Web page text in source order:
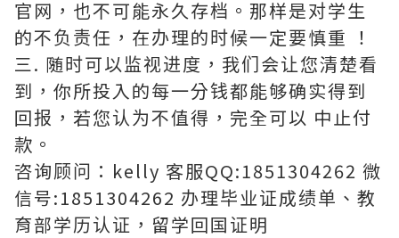
官网，也不可能永久存档。那样是对学生
的不负责任，在办理的时候一定要慎重 ！
三. 随时可以监视进度，我们会让您清楚看
到，你所投入的每一分钱都能够确实得到
回报，若您认为不值得，完全可以 中止付
款。
咨询顾问：kelly 客服QQ:1851304262 微
信号:1851304262 办理毕业证成绩单、教
育部学历认证，留学回国证明